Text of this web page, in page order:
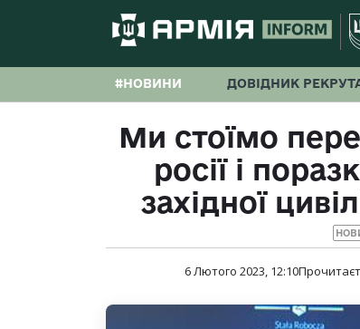
#НОВИНИ ДОВІДНИК
Ми стоїмо
росії і
західної
6 Лютого 2023, 12:10